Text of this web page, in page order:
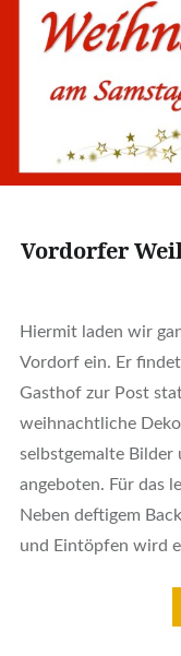
Vordorfer
Hiermit laden wir
Vordorf ein. Er
Gasthof zur Post
weihnachtliche
selbstgemalte
angeboten. Für das
Neben deftigem
und Eintöpfen wird